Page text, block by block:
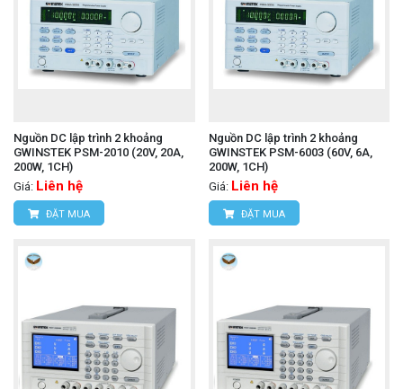
Nguồn DC lập trình 2 khoảng
GWINSTEK PSM-2010 (20V, 20A,
200W, 1CH)
Giá: Liên hệ
ĐẶT MUA
Nguồn DC lập trình 2 khoảng
GWINSTEK PSM-6003 (60V, 6A,
200W, 1CH)
Giá: Liên hệ
ĐẶT MUA